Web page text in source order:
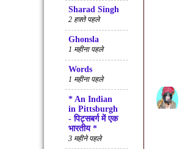
Sharad Singh
2 हफ़्ते पहले
Ghonsla
1 महीना पहले
Words
1 महीना पहले
* An Indian
in Pittsburgh
- पिट्सबर्ग में एक
भारतीय *
3 महीने पहले